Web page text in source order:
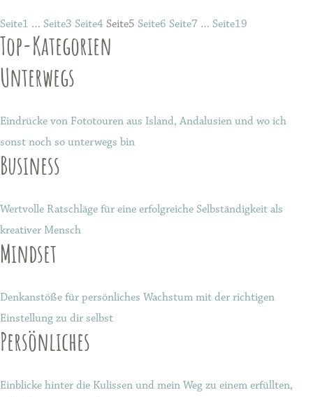
Seite1 … Seite3 Seite4 Seite5 Seite6 Seite7 … Seite19
Top-Kategorien
Unterwegs
Eindrücke von Fototouren aus Island, Andalusien und wo ich
sonst noch so unterwegs bin
Business
Wertvolle Ratschläge für eine erfolgreiche Selbständigkeit als
kreativer Mensch
Mindset
Denkanstöße für persönliches Wachstum mit der richtigen
Einstellung zu dir selbst
Persönliches
Einblicke hinter die Kulissen und mein Weg zu einem erfüllten,